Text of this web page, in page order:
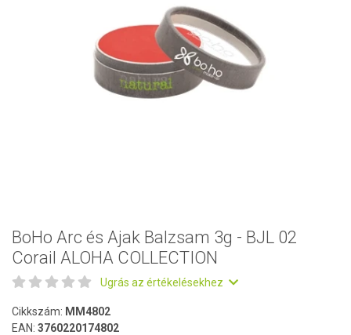
BoHo Arc és Ajak Balzsam 3g - BJL 02
Corail ALOHA COLLECTION
Ugrás az értékelésekhez
Cikkszám: MM4802
EAN: 3760220174802